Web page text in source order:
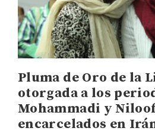
Pluma de Oro de la
otorgada a los
Mohammadi y
encarcelados en